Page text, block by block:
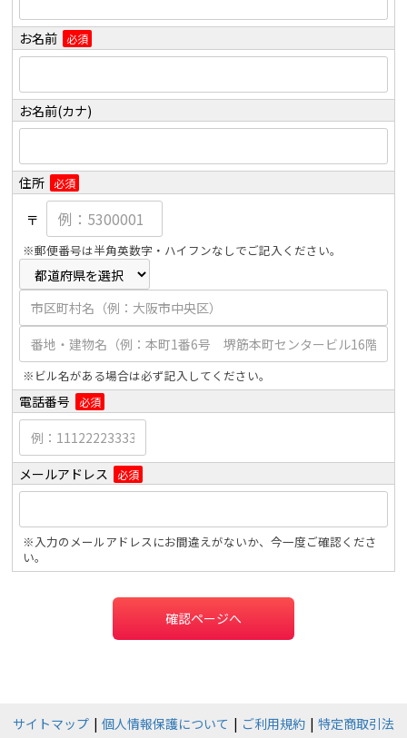
お名前 必須
お名前(カナ)
住所 必須
〒
※郵便番号は半角英数字・ハイフンなしでご記入ください。
※ビル名がある場合は必ず記入してください。
電話番号 必須
メールアドレス 必須
※入力のメールアドレスにお間違えがないか、今一度ご確認くださ
い。
確認ページへ
サイトマップ 個人情報保護について ご利用規約
特定商取引法